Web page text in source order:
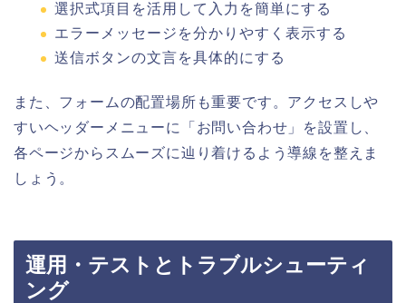
選択式項目を活用して入力を簡単にする
エラーメッセージを分かりやすく表示する
送信ボタンの文言を具体的にする
また、フォームの配置場所も重要です。アクセスしや
すいヘッダーメニューに「お問い合わせ」を設置し、
各ページからスムーズに辿り着けるよう導線を整えま
しょう。
運用・テストとトラブルシューティ
ング